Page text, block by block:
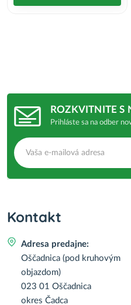
ROZKVITNITE S
Prihláste sa na odber
Kontakt
Adresa predajne:
Oščadnica (pod kruhovým
objazdom)
023 01 Oščadnica
okres Čadca